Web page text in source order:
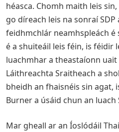
héasca. Chomh maith leis
go díreach leis na sonraí
feidhmchlár neamhspleách
é a shuiteáil leis féin, is féidir
luachmhar a theastaíonn
Láithreachta Sraitheach a
bheidh an fhaisnéis sin agat,
Burner a úsáid chun an
Mar gheall ar an Íoslódáil